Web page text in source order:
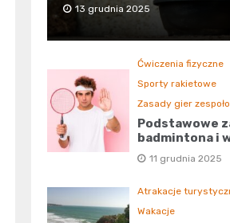
13 grudnia 2025
Ćwiczenia fizyczne
Sporty rakietowe
Zasady gier
Podstawowe
badmintona i
11 grudnia 2025
Atrakacje
Wakacje